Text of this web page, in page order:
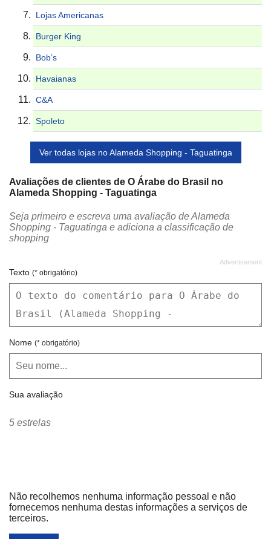
Lojas Americanas
Burger King
Bob’s
Havaianas
C&A
Spoleto
Ver todas lojas no Alameda Shopping - Taguatinga
Avaliações de clientes de O Árabe do Brasil no
Alameda Shopping - Taguatinga
Seja primeiro e escreva uma avaliação de Alameda
Shopping - Taguatinga e adiciona a classificação de
shopping
Texto (* obrigatório)
Nome (* obrigatório)
Sua avaliação
5 estrelas
Não recolhemos nenhuma informação pessoal e não
fornecemos nenhuma destas informações a serviços de
terceiros.